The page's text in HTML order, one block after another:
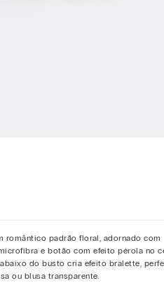
romântico padrão floral, adornado com
e botão com efeito pérola no
do busto cria efeito bralette,
ou blusa transparente.